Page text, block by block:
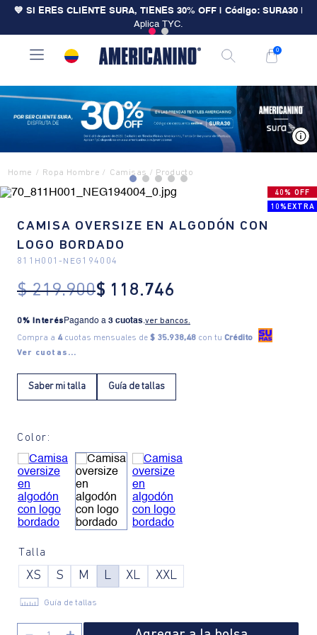
💙 SI ERES CLIENTE SURA, TIENES 30% OFF | Código: SURA30
Aplica TYC.
0
Ropa Hombre Camisas
40% OFF
10%EXTRA
CAMISA OVERSIZE EN ALGODÓN CON
LOGO BORDADO
811H001- NEG194004
$ 219.900$ 118.746
0% Interés Pagando a 3 cuotas.ver bancos.
Compra a 4cuotas mensuales de $ 35.938,48 con tu Crédito
Ver cuotas...
Saber mi talla Guía de tallas
Color:
Talla
XS S M L XL XXL
Guía de tallas